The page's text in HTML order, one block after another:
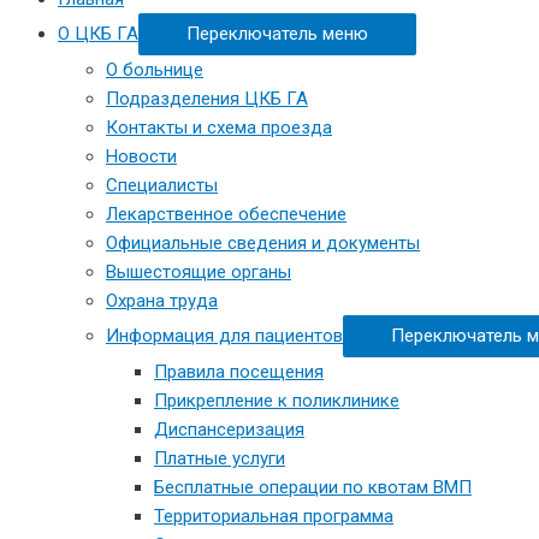
О ЦКБ ГА
Переключатель меню
О больнице
Подразделения ЦКБ ГА
Контакты и схема проезда
Новости
Специалисты
Лекарственное обеспечение
Официальные сведения и документы
Вышестоящие органы
Охрана труда
Информация для пациентов
Переключатель
Правила посещения
Прикрепление к поликлинике
Диспансеризация
Платные услуги
Бесплатные операции по квотам ВМП
Территориальная программа